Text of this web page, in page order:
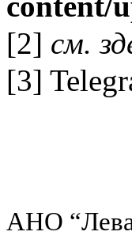
[2] см.
[3]
АНО